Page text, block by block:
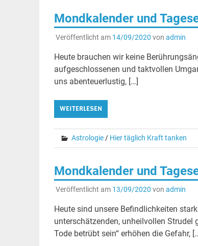
Mondkalender und
Veröffentlicht am 14/09/2020 von admin
Heute brauchen wir keine
aufgeschlossenen und taktvollen
uns abenteuerlustig, […]
WEITERLESEN
Astrologie/ Hier täglich Kraft tanken
Mondkalender und
Veröffentlicht am 13/09/2020 von admin
Heute sind unsere Befindlichkeiten
unterschätzenden, unheilvollen Strudel
Tode betrübt sein“ erhöhen die Gefahr,